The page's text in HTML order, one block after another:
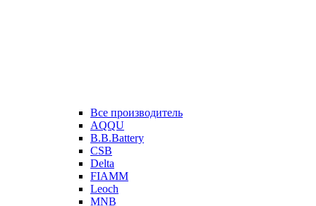
Все производитель
AQQU
B.B.Battery
CSB
Delta
FIAMM
Leoch
MNB